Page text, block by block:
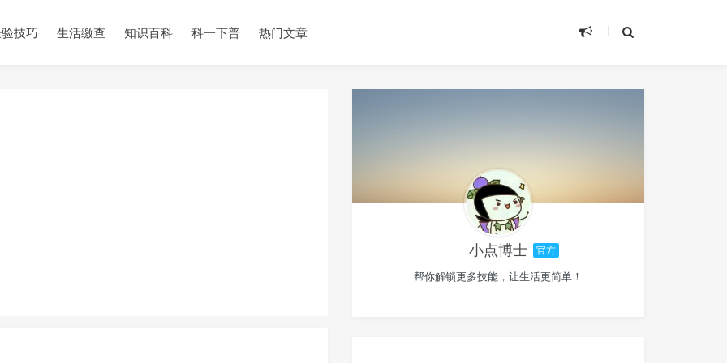
技巧 生活缴查 知识百科 科一下普 热门文章
小点博士 官方
帮你解锁更多技能，让生活更简单！